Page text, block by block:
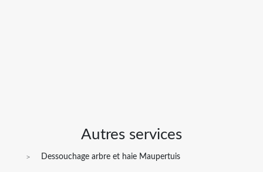
Autres services
Dessouchage arbre et haie Maupertuis